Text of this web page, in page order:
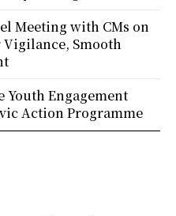
Meeting with CMs on
Vigilance, Smooth
Youth Engagement
Action Programme